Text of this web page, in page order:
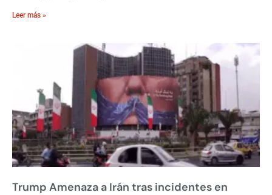
Leer más »
Trump Amenaza a Irán tras incidentes en